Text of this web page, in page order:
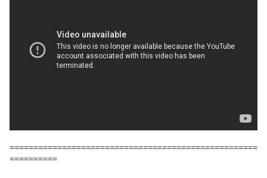
====================================================
==========